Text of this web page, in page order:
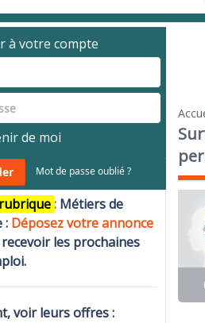
à votre compte
de moi
Mot de passe oublié ?
: Métiers de
: Déposez votre annonce
les prochaines
voir leurs offres :